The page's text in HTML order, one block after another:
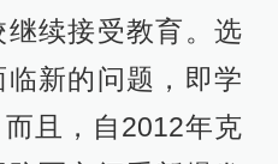
续接受教育。选
新的问题，即学
且，自2012年克